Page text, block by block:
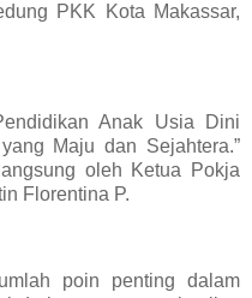
PKK Kota Makassar,
Anak Usia Dini
Maju dan Sejahtera.”
oleh Ketua Pokja
Florentina P.
poin penting dalam